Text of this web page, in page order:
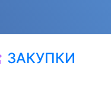
ЗАКУПКИ